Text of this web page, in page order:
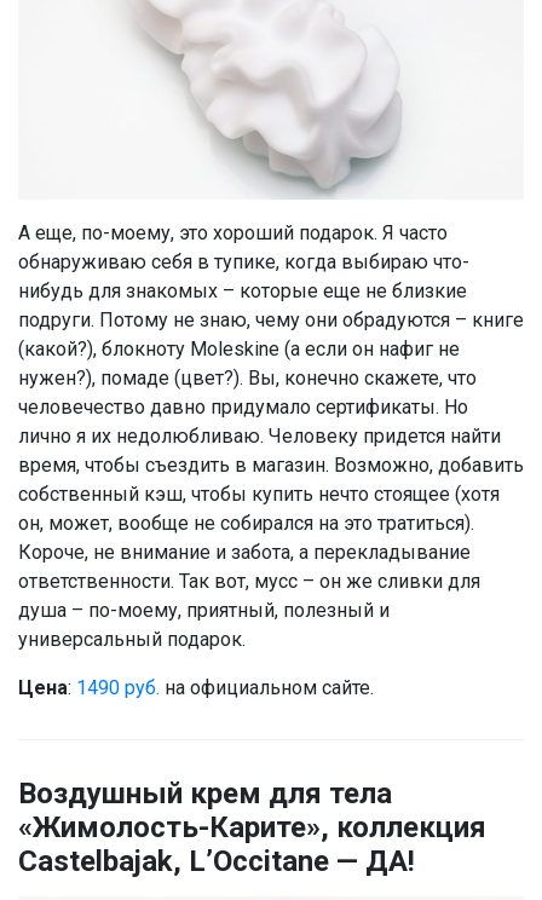
А еще, по-моему, это хороший подарок. Я часто
обнаруживаю себя в тупике, когда выбираю что-
нибудь для знакомых – которые еще не близкие
подруги. Потому не знаю, чему они обрадуются – книге
(какой?), блокноту Moleskine (а если он нафиг не
нужен?), помаде (цвет?). Вы, конечно скажете, что
человечество давно придумало сертификаты. Но
лично я их недолюбливаю. Человеку придется найти
время, чтобы съездить в магазин. Возможно, добавить
собственный кэш, чтобы купить нечто стоящее (хотя
он, может, вообще не собирался на это тратиться).
Короче, не внимание и забота, а перекладывание
ответственности. Так вот, мусс – он же сливки для
душа – по-моему, приятный, полезный и
универсальный подарок.
Цена: 1490 руб. на официальном сайте.
Воздушный крем для тела
«Жимолость-Карите», коллекция
Castelbajak, L’Occitane — ДА!